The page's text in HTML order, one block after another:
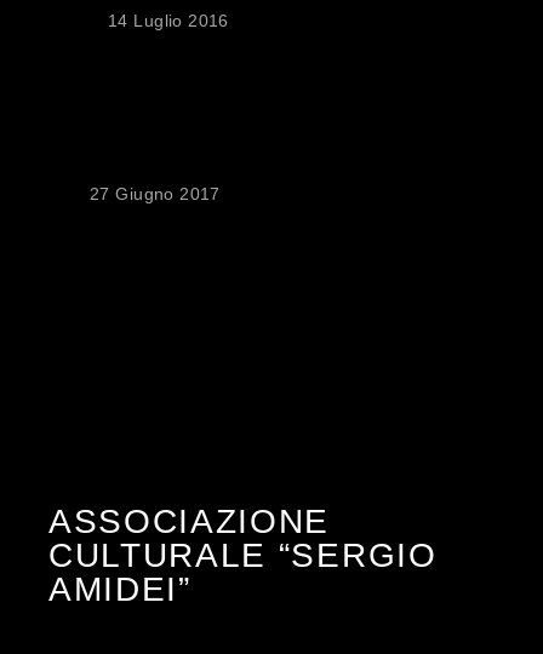
14 Luglio 2016
27 Giugno 2017
ASSOCIAZIONE
CULTURALE “SERGIO
AMIDEI”